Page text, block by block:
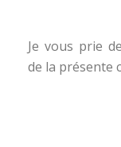
Je vous prie
de la présente